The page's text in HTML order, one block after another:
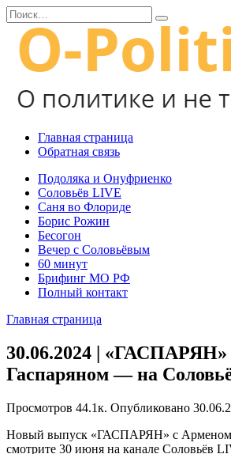
Перейти
к
содержанию
Search
for:
Главная страница
Обратная связь
Подоляка и Онуфриенко
Соловьёв LIVE
Саня во Флориде
Борис Рожин
Бесогон
Вечер с Соловьёвым
60 минут
Брифинг МО РФ
Полный контакт
Главная страница
30.06.2024 |
Гаспаряном — на
Просмотров 44.1к. Опубликовано
Новый выпуск «ГАСПАРЯН» с Арменом
смотрите 30 июня на канале Соловьёв